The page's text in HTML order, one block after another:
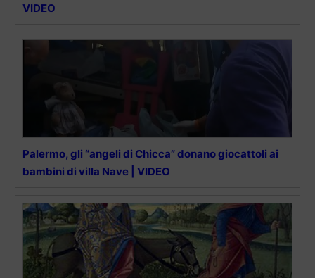
VIDEO
Palermo, gli “angeli di Chicca” donano giocattoli ai
bambini di villa Nave | VIDEO